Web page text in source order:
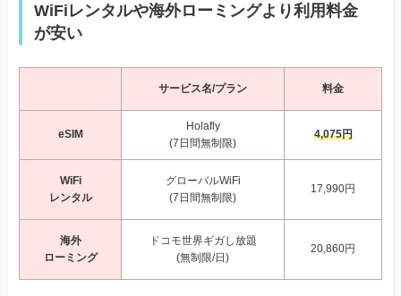
WiFiレンタルや海外ローミングより利用料金
が安い
サービス名/プラン 料金
eSIM
Holafly
(7日間無制限)
4,075円
WiFi
レンタル
グローバルWiFi
(7日間無制限)
17,990円
海外
ローミング
ドコモ世界ギガし放題
(無制限/日)
20,860円